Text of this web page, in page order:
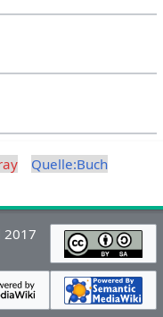
Quelle:Buch
2017